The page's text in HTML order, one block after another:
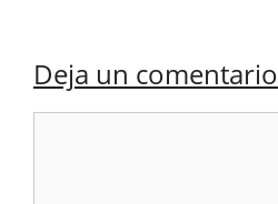
Deja un comentario